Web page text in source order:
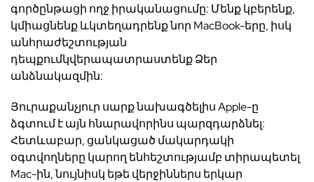
գործընթացի ողջ իրականացումը: Մենքկբերենք,
կմիացնենքևկտեղադրենքնոր MacBook-երը, իսկ
անհրաժեշտության
դեպքումկվերապատրաստենքՁեր
անձնակազմին:
Յուրաքանչյուր սարքնախագծելիսApple-ը
ձգտումէայն հնարավորինս պարզդարձնել:
Հետևաբար, ցանկացած մակարդակի
օգտվողները կարող ենհեշտությամբ տիրապետել
Mac-ին,նույնիսկ եթե վերջիններս երկար